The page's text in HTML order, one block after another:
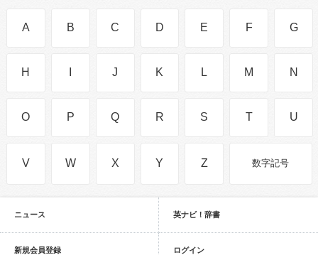
A B C D E F G
H J K L M N
O P Q R S T U
V W X Y Z 数字記号
ニュース 英ナビ！辞書
新規会員登録 ログイン